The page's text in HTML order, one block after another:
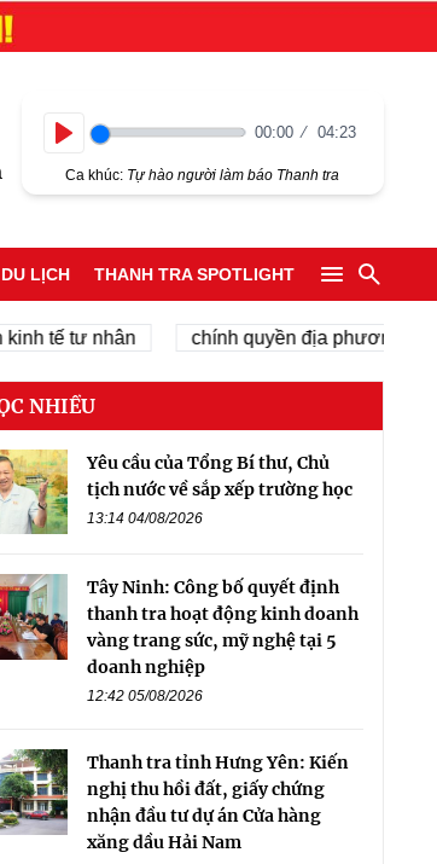
00:00 04:23
Ca khúc: Tự hào người làm báo Thanh tra
DU LỊCH THANH TRA SPOTLIGHT
tế tư nhân chính quyền địa phương 2 cấp
NHIỀU
Yêu cầu của Tổng Bí thư, Chủ
tịch nước về sắp xếp trường học
13:14 04/08/2026
Tây Ninh: Công bố quyết định
thanh tra hoạt động kinh doanh
vàng trang sức, mỹ nghệ tại 5
doanh nghiệp
12:42 05/08/2026
Thanh tra tỉnh Hưng Yên: Kiến
nghị thu hồi đất, giấy chứng
nhận đầu tư dự án Cửa hàng
xăng dầu Hải Nam